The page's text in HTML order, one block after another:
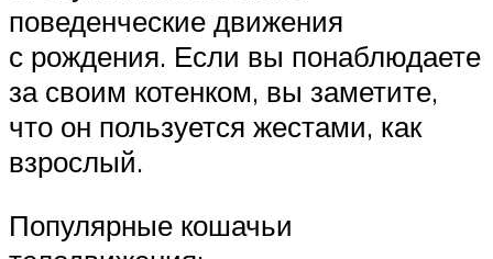
поведенческие движения
с рождения. Если вы понаблюдаете
за своим котенком, вы заметите,
что он пользуется жестами, как
взрослый.
Популярные кошачьи